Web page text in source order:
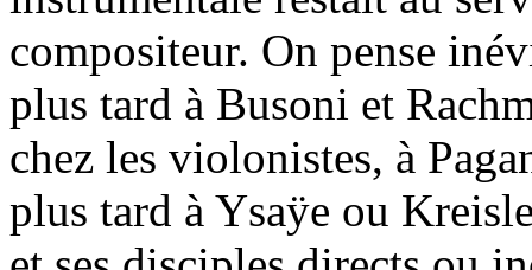
compositeur. On pense
plus tard à Busoni et
chez les violonistes, à
plus tard à Ysaÿe ou